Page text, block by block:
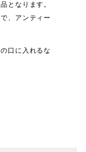
となります。
、アンティー
口に入れるな